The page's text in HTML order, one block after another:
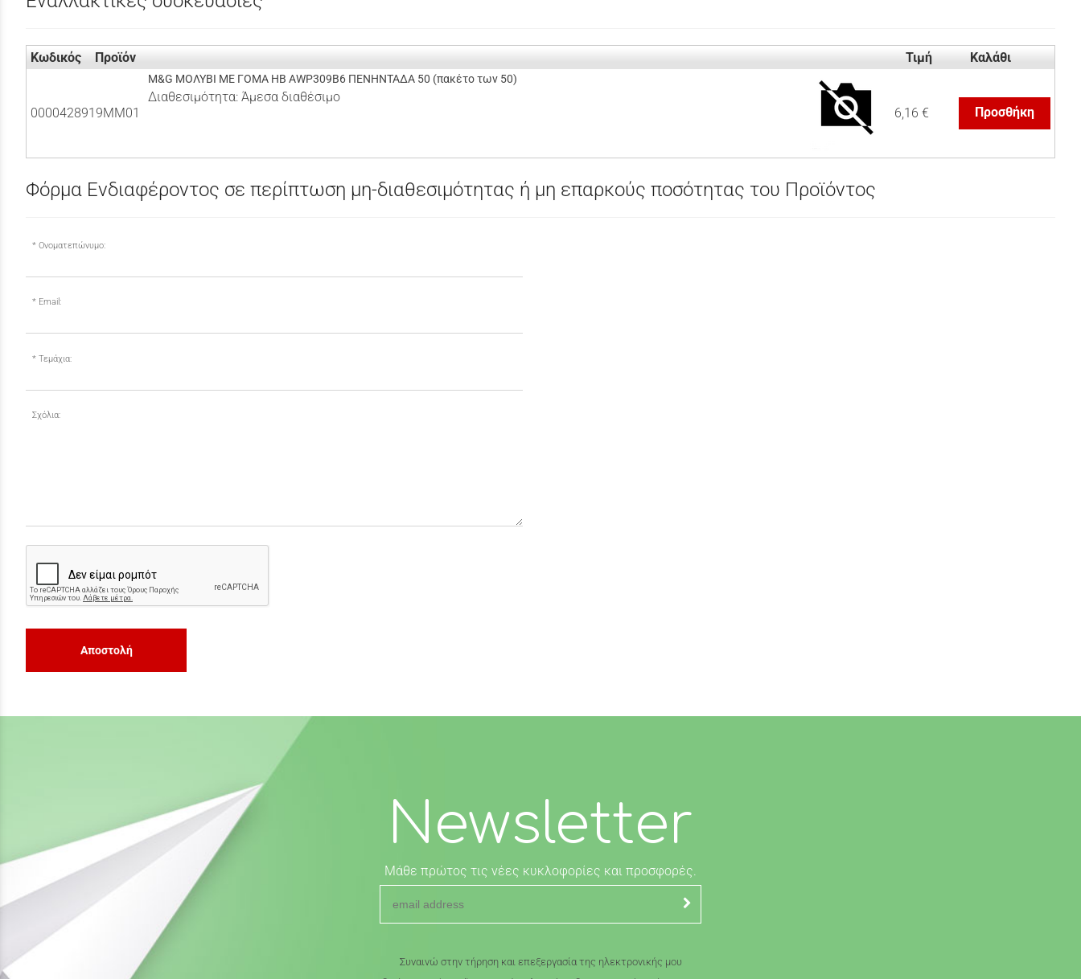
Κωδικός Προϊόν Τιμή Καλάθι
0000428919MM01
M&G ΜΟΛΥΒΙ ΜΕ ΓΟΜΑ HB AWP309B6 ΠΕΝΗΝΤΑΔΑ 50 (πακέτο των 50)
Διαθεσιμότητα: Άμεσα διαθέσιμο
6,16 €
Προσθήκη
Φόρμα Ενδιαφέροντος σε περίπτωση μη-διαθεσιμότητας ή μη επαρκούς ποσότητας του Προϊόντος
Ονοματεπώνυμο:
Email:
Τεμάχια:
Σχόλια:
Αποστολή
Newsletter
Μάθε πρώτος τις νέες κυκλοφορίες και προσφορές.
Συναινώ στην τήρηση και επεξεργασία της ηλεκτρονικής μου